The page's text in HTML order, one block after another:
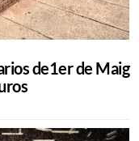
de1er de Maig